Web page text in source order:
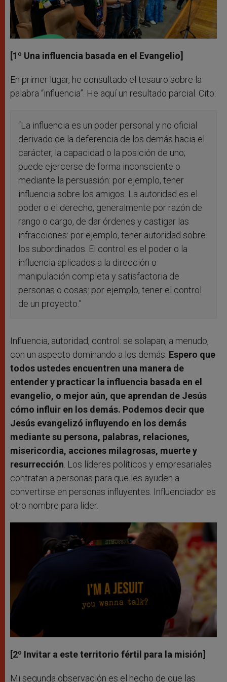
[1º Una influencia basada en el Evangelio]
En primer lugar, he consultado el tesauro sobre la
palabra “influencia”. He aquí un resultado parcial. Cito:
“La influencia es un poder personal y no oficial
derivado de la deferencia de los demás hacia el
carácter, la capacidad o la posición de uno;
puede ejercerse de forma inconsciente o
mediante la persuasión: por ejemplo, tener
influencia sobre los amigos. La autoridad es el
poder o el derecho, generalmente por razón de
rango o cargo, de dar órdenes y castigar las
infracciones: por ejemplo, tener autoridad sobre
los subordinados. El control es el poder o la
influencia aplicados a la dirección o
manipulación completa y satisfactoria de
personas o cosas: por ejemplo, tener el control
de un proyecto.”
Influencia, autoridad, control: se solapan, a menudo,
con un aspecto dominando a los demás. Espero que
todos ustedes encuentren una manera de
entender y practicar la influencia basada en el
evangelio, o mejor aún, que aprendan de Jesús
cómo influir en los demás. Podemos decir que
Jesús evangelizó influyendo en los demás
mediante su persona, palabras, relaciones,
misericordia, acciones milagrosas, muerte y
resurrección . Los líderes políticos y empresariales
contratan a personas para que les ayuden a
convertirse en personas influyentes. Influenciador es
otro nombre para líder.
[2º Invitar a este territorio fértil para la misión]
Mi segunda observación es el hecho de que las